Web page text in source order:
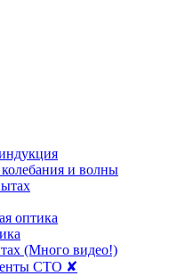
и волны
оптика
(Много видео!)
СТО ✘